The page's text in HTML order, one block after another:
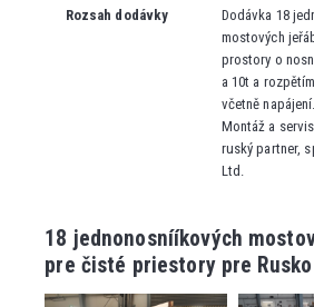
Rozsah dodávky
Dodávka 18
mostových
prostory o
a 10t a
včetně napájení.
Montáž a
ruský partner,
Ltd.
18 jednonosnííkových
pre čisté priestory pre Rusko